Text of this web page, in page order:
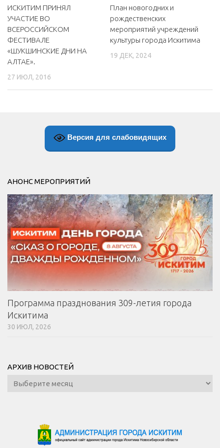
ИСКИТИМ ПРИНЯЛ
УЧАСТИЕ ВО
ВСЕРОССИЙСКОМ
ФЕСТИВАЛЕ
«ШУКШИНСКИЕ ДНИ НА
АЛТАЕ».
27 ИЮЛ, 2016
План новогодних и
рождественских
мероприятий учреждений
культуры города Искитима
19 ДЕК, 2024
Версия для слабовидящих
АНОНС МЕРОПРИЯТИЙ
Программа празднования 309-летия города
Искитима
30 ИЮЛ, 2026
АРХИВ НОВОСТЕЙ
Архив
новостей